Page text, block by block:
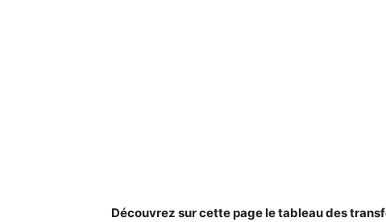
Découvrez sur cette page le tableau des